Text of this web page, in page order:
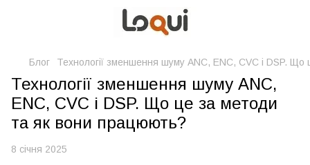
Блог Технології зменшення шуму ANC, ENC, CVC і DSP.
Технології зменшення шуму ANC,
ENC, CVC і DSP. Що це за методи
та як вони працюють?
8 січня 2025